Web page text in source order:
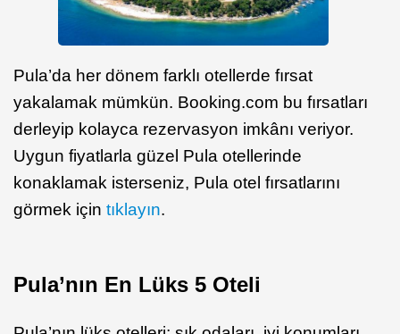
Pula’da her dönem farklı otellerde fırsat
yakalamak mümkün. Booking.com bu fırsatları
derleyip kolayca rezervasyon imkânı veriyor.
Uygun fiyatlarla güzel Pula otellerinde
konaklamak isterseniz, Pula otel fırsatlarını
görmek için tıklayın.
Pula’nın En Lüks 5 Oteli